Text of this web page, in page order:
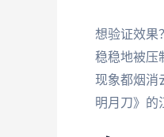
想验证效果
稳稳地被压
现象都烟消
明月刀》的